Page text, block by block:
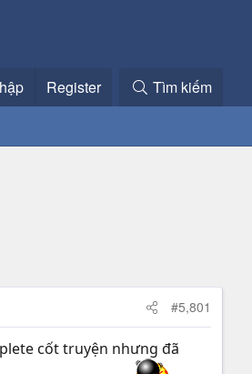
Register Tìm kiếm
#5,801
cốt truyện nhưng đã